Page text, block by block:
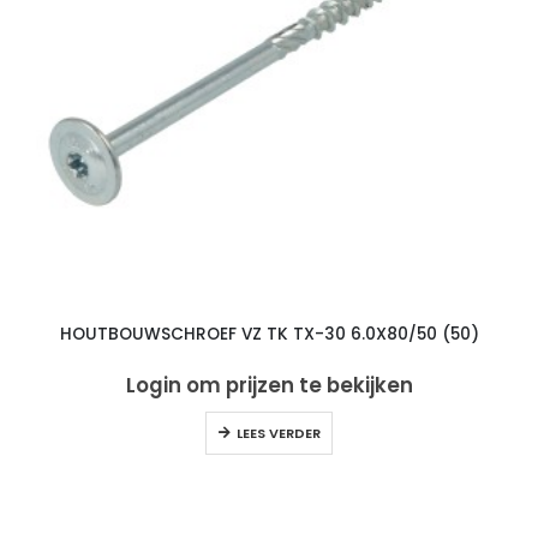
HOUTBOUWSCHROEF VZ TK TX-30 6.0X80/50 (50)
Login om prijzen te bekijken
LEES VERDER